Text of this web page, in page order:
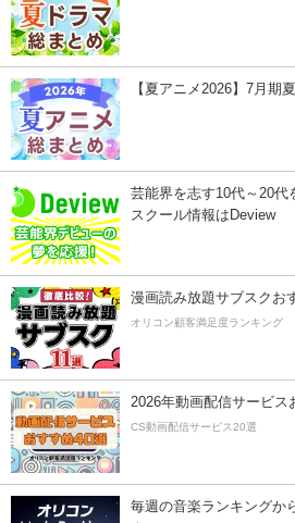
【夏アニメ2026】7月期
芸能界を志す10代～20代
スクール情報はDeview
漫画読み放題サブスクお
オリコン顧客満足度ランキング
2026年動画配信サービス
CS動画配信サービス20選
毎週の音楽ランキングか